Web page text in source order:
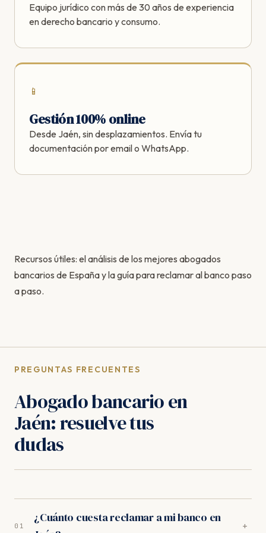
Equipo jurídico con más de 30 años de experiencia
en derecho bancario y consumo.
📱
Gestión 100% online
Desde Jaén, sin desplazamientos. Envía tu
documentación por email o WhatsApp.
Recursos útiles: elanálisis de los mejores abogados
bancarios de Españay laguía para reclamar al banco paso
a paso.
PREGUNTAS FRECUENTES
Abogado bancario en
Jaén: resuelve tus
dudas
01
¿Cuánto cuesta reclamar a mi banco en
+